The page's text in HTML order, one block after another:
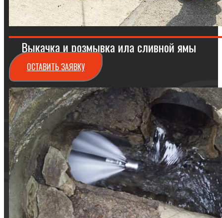
Выкачка и розмывка ила сливной ямы
ОСТАВИТЬ ЗАЯВКУ